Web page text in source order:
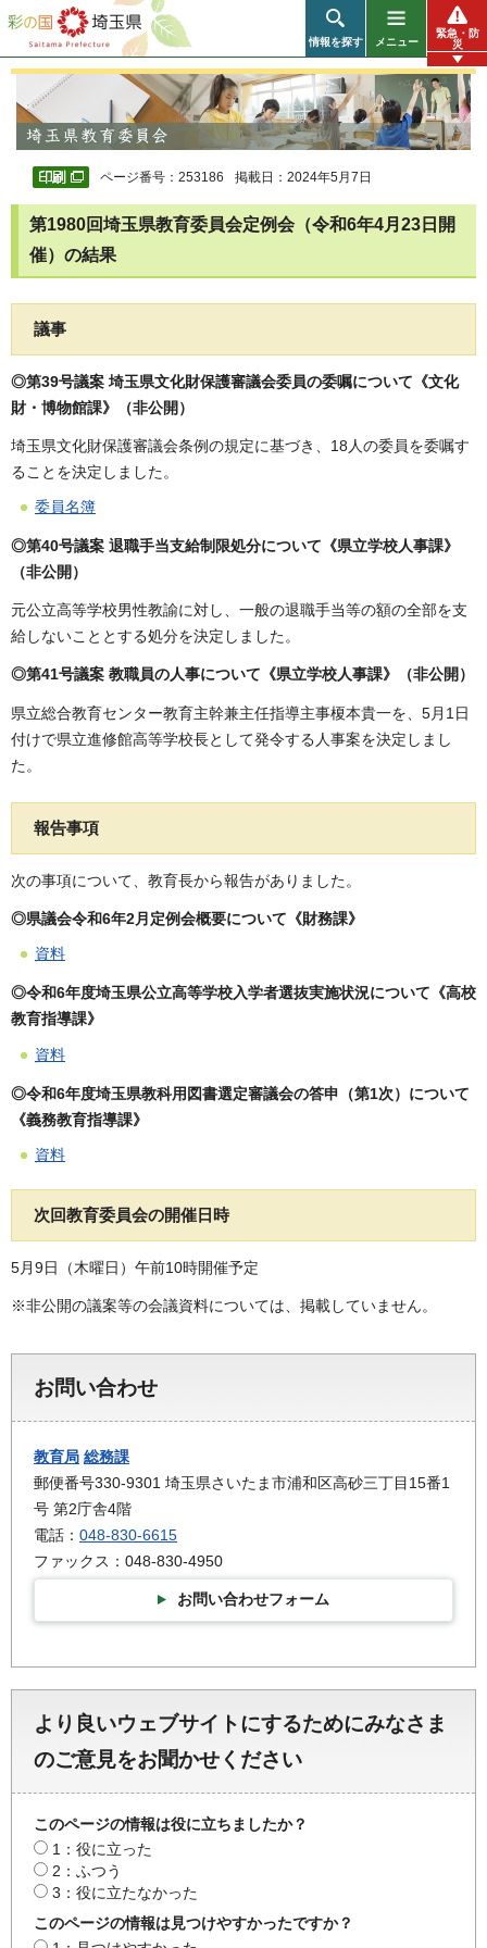
彩の国 埼玉県
情報を探す メニュー
緊急・防
災
ページ番号：253186 掲載日：2024年5月7日
第1980回埼玉県教育委員会定例会（令和6年4月23日開
催）の結果
議事
◎第39号議案 埼玉県文化財保護審議会委員の委嘱について《文化
財・博物館課》（非公開）
埼玉県文化財保護審議会条例の規定に基づき、18人の委員を委嘱す
ることを決定しました。
委員名簿
◎第40号議案 退職手当支給制限処分について《県立学校人事課》
（非公開）
元公立高等学校男性教諭に対し、一般の退職手当等の額の全部を支
給しないこととする処分を決定しました。
◎第41号議案 教職員の人事について《県立学校人事課》（非公開）
県立総合教育センター教育主幹兼主任指導主事榎本貴一を、5月1日
付けで県立進修館高等学校長として発令する人事案を決定しまし
た。
報告事項
次の事項について、教育長から報告がありました。
◎県議会令和6年2月定例会概要について《財務課》
資料
◎令和6年度埼玉県公立高等学校入学者選抜実施状況について《高校
教育指導課》
資料
◎令和6年度埼玉県教科用図書選定審議会の答申（第1次）について
《義務教育指導課》
資料
次回教育委員会の開催日時
5月9日（木曜日）午前10時開催予定
※非公開の議案等の会議資料については、掲載していません。
お問い合わせ
教育局 総務課
郵便番号330-9301 埼玉県さいたま市浦和区高砂三丁目15番1
号 第2庁舎4階
電話： 048-830-6615
ファックス：048-830-4950
お問い合わせフォーム
より良いウェブサイトにするためにみなさま
のご意見をお聞かせください
このページの情報は役に立ちましたか？
1：役に立った
2：ふつう
3：役に立たなかった
このページの情報は見つけやすかったですか？